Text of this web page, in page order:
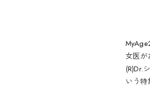
女医が
(R)Dr.
いう